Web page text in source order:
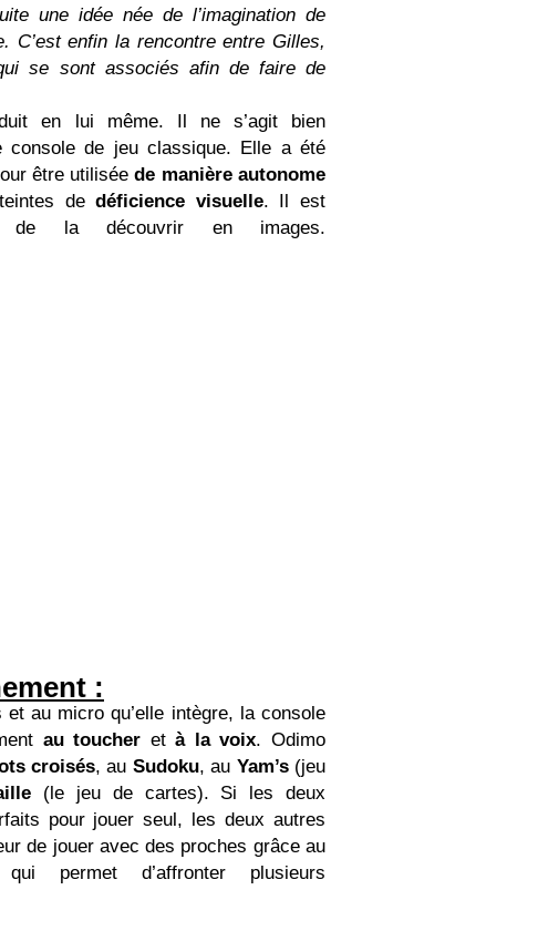
une idée née de l’imagination de
C’est enfin la rencontre entre Gilles,
se sont associés afin de faire de
en lui même. Il ne s’agit bien
console de jeu classique. Elle a été
être utiliséede manière autonome
dedéficience visuelle. Il est
de la découvrir en images.
:
au micro qu’elle intègre, la console
au toucher età la voix. Odimo
croisés, au Sudoku, au Yam’s (jeu
(le jeu de cartes). Si les deux
pour jouer seul, les deux autres
de jouer avec des proches grâce au
permet d’affronter plusieurs